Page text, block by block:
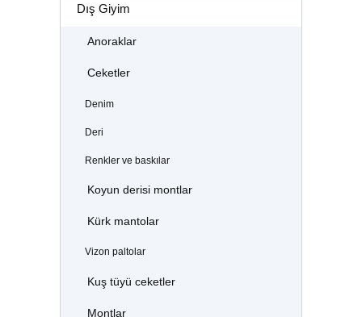
Dış Giyim
Anoraklar
Ceketler
Denim
Deri
Renkler ve baskılar
Koyun derisi montlar
Kürk mantolar
Vizon paltolar
Kuş tüyü ceketler
Montlar